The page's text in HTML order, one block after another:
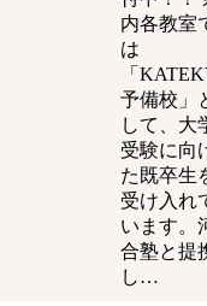
内各教室
は
「
予備校」
して、大
受験に向
た既卒生
受け入れ
います。
合塾と提
し…